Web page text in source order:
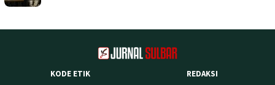
KODE ETIK REDAKSI